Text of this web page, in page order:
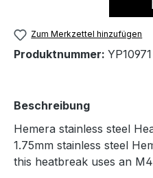
Zum Merkzettel hinzufügen
Produktnummer: YP10971
Beschreibung
Hemera stainless steel
1.75mm stainless steel
this heatbreak uses an